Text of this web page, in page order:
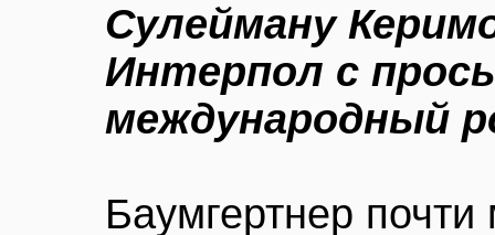
Сулейману
Интерпол с
международный
Баумгертнер